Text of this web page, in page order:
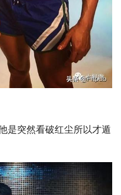
是突然看破红尘所以才遁